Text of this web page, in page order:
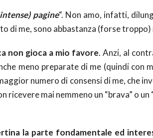
pagine“. Non amo, infatti,
di me, sono abbastanza (forse
non gioca a mio favore. Anzi, al
meno preparate di me (quindi con
numero di consensi di me, che
mai nemmeno un “brava” o un
la parte fondamentale ed